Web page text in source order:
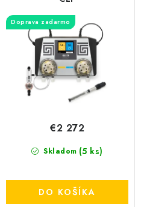
o
pDoprava zadarmo
Skladom (5 ks)
€2 272
DO KOŠÍKA